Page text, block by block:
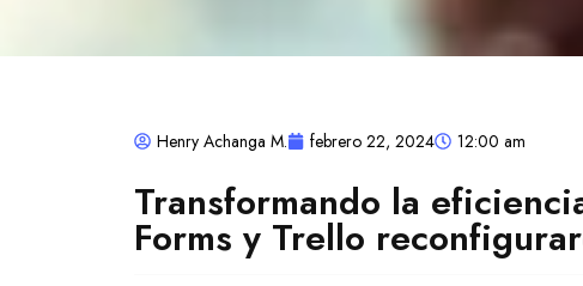
Henry Achanga M. febrero 22, 2024 12:00 am
Transformando la
Forms y Trello